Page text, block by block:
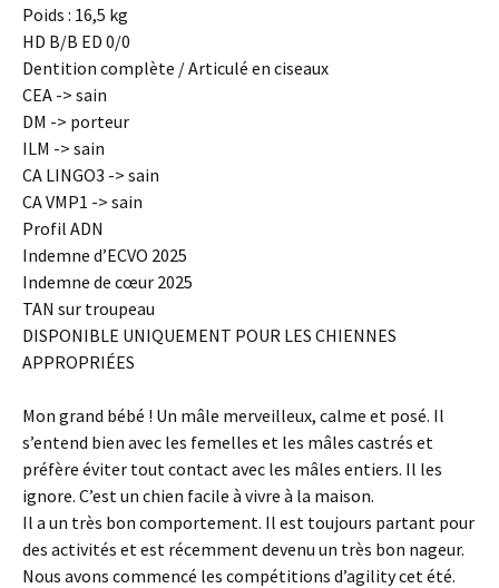
Poids : 16,5 kg
HD B/B ED 0/0
Dentition complète / Articulé en ciseaux
CEA -> sain
DM -> porteur
ILM -> sain
CA LINGO3 -> sain
CA VMP1 -> sain
Profil ADN
Indemne d’ECVO 2025
Indemne de cœur 2025
TAN sur troupeau
DISPONIBLE UNIQUEMENT POUR LES CHIENNES
APPROPRIÉES
Mon grand bébé ! Un mâle merveilleux, calme et posé. Il
s’entend bien avec les femelles et les mâles castrés et
préfère éviter tout contact avec les mâles entiers. Il les
ignore. C’est un chien facile à vivre à la maison.
Il a un très bon comportement. Il est toujours partant pour
des activités et est récemment devenu un très bon nageur.
Nous avons commencé les compétitions d’agility cet été.